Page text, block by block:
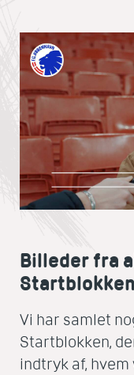
Billeder fra
Vi har samlet
Startblokken,
indtryk af, hvem